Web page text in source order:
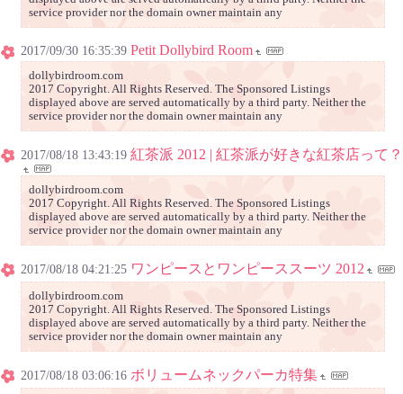
service provider nor the domain owner maintain any
2017/09/30 16:35:39 Petit Dollybird Room
dollybirdroom.com
2017 Copyright. All Rights Reserved. The Sponsored Listings
displayed above are served automatically by a third party. Neither the
service provider nor the domain owner maintain any
2017/08/18 13:43:19 紅茶派 2012 | 紅茶派が好きな紅茶店って？
dollybirdroom.com
2017 Copyright. All Rights Reserved. The Sponsored Listings
displayed above are served automatically by a third party. Neither the
service provider nor the domain owner maintain any
2017/08/18 04:21:25 ワンピースとワンピーススーツ 2012
dollybirdroom.com
2017 Copyright. All Rights Reserved. The Sponsored Listings
displayed above are served automatically by a third party. Neither the
service provider nor the domain owner maintain any
2017/08/18 03:06:16 ボリュームネックパーカ特集